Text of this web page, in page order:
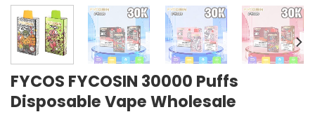
FYCOS FYCOSIN 30000 Puffs
Disposable Vape Wholesale